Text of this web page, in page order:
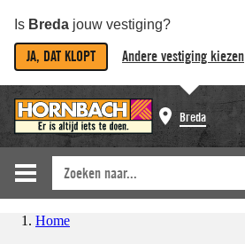
Is Breda jouw vestiging?
JA, DAT KLOPT Andere vestiging kiezen
Breda
Home